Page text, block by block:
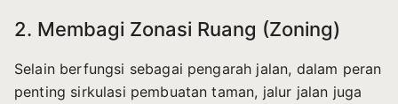
2. Membagi Zonasi Ruang (Zoning)
Selain berfungsi sebagai pengarah jalan, dalam peran
penting sirkulasi pembuatan taman, jalur jalan juga